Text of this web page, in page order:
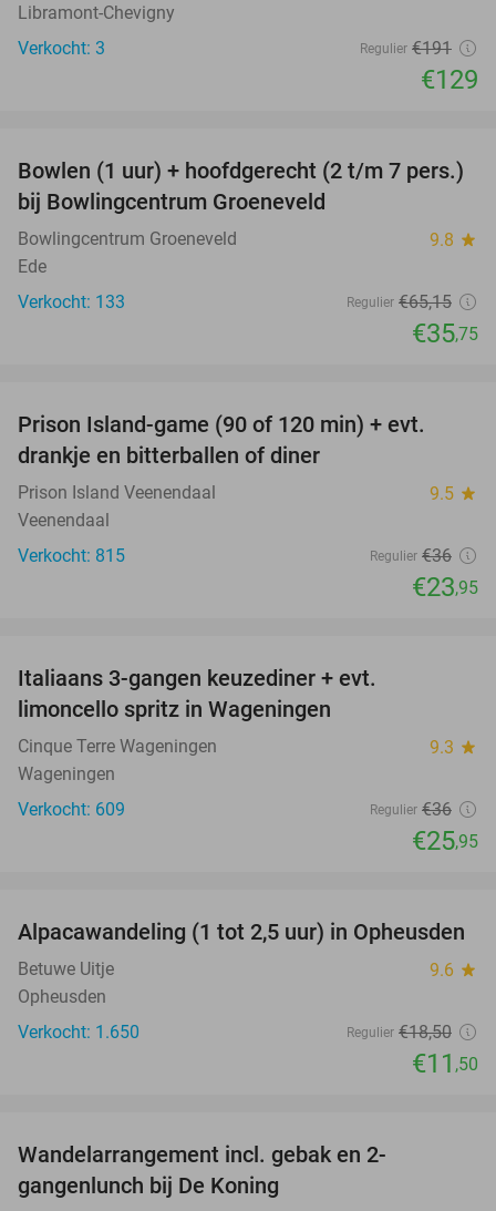
Libramont-Chevigny
Verkocht: 3
Regulier €191
€129
45%
Bowlen (1 uur) + hoofdgerecht (2 t/m 7 pers.)
bij Bowlingcentrum Groeneveld
Bowlingcentrum Groeneveld 9.8 star
Ede
Verkocht: 133
Regulier €65,15
€35,75
Prison Island-game (90 of 120 min) + evt.
drankje en bitterballen of diner
Prison Island Veenendaal 9.5 star
Veenendaal
Verkocht: 815
Regulier €36
€23,95
Italiaans 3-gangen keuzediner + evt.
limoncello spritz in Wageningen
Cinque Terre Wageningen 9.3 star
Wageningen
Verkocht: 609
Regulier €36
€25,95
38%
Alpacawandeling (1 tot 2,5 uur) in Opheusden
Betuwe Uitje 9.6 star
Opheusden
Verkocht: 1.650
Regulier €18,50
€11 ,50
Wandelarrangement incl. gebak en 2-
gangenlunch bij De Koning